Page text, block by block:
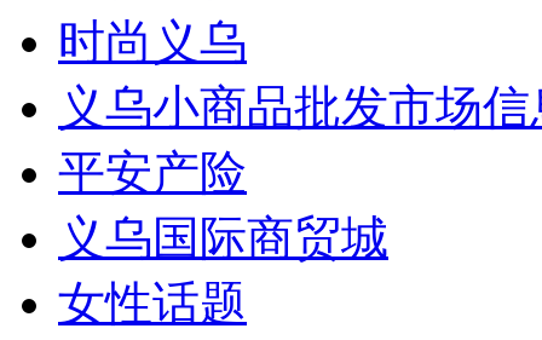
时尚义乌
义乌小商品批发市场
平安产险
义乌国际商贸城
女性话题